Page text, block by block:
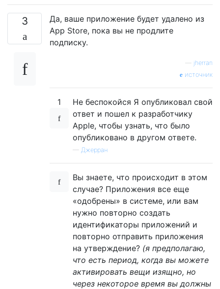
3
Да, ваше приложение будет удалено из
App Store, пока вы не продлите
подписку.
jherran
источник
1
Не беспокойся Я опубликовал свой
ответ и пошел к разработчику
Apple, чтобы узнать, что было
опубликовано в другом ответе.
— Джерран
Вы знаете, что происходит в этом
случае? Приложения все еще
«одобрены» в системе, или вам
нужно повторно создать
идентификаторы приложений и
повторно отправить приложения
на утверждение? (я предполагаю,
что есть период, когда вы можете
активировать вещи изящно, но
через некоторое время вы должны